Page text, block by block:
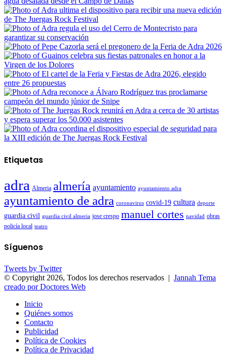
Etiquetas
adra Almeria almería ayuntamiento ayuntamiento adra
ayuntamiento de adra coronavirus covid-19 cultura deporte
guardia civil guardia civil almeria jose crespo manuel cortes navidad obras
policía local teatro
Síguenos
Tweets by Twitter
© Copyright 2026, Todos los derechos reservados | Jannah Tema
creado por Doctores Web
Inicio
Quiénes somos
Contacto
Publicidad
Política de Cookies
Política de Privacidad